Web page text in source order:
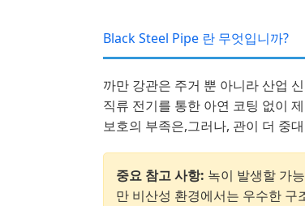
Black Steel Pipe 란 무엇입니까?
까만 강관은 주거 뿐 아니라 산업
직류 전기를 통한 아연 코팅 없이
보호의 부족은,그러나, 관이 더 중
중요 참고 사항: 녹이 발생할 가
만 비산성 환경에서는 우수한 구